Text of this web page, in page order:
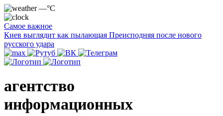
—°C
Самое важное
Киев выглядит как пылающая Преисподняя после нового
русского удара
агентство
информационных